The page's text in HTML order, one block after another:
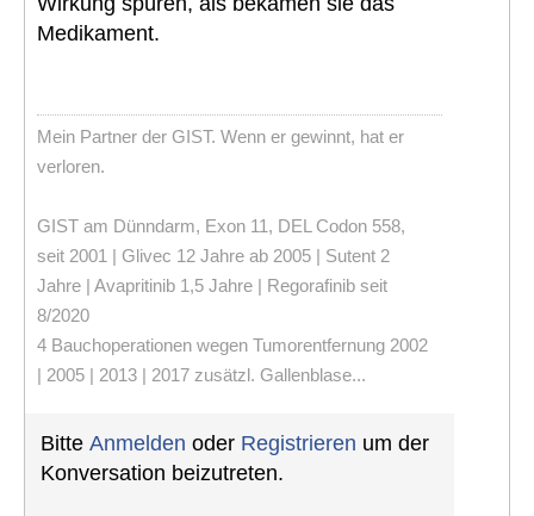
Medikament.
Mein Partner der GIST. Wenn er gewinnt, hat er
verloren.
GIST am Dünndarm, Exon 11, DEL Codon 558,
seit 2001 | Glivec 12 Jahre ab 2005 | Sutent 2
Jahre | Avapritinib 1,5 Jahre | Regorafinib seit
8/2020
4 Bauchoperationen wegen Tumorentfernung 2002
| 2005 | 2013 | 2017 zusätzl. Gallenblase...
Bitte Anmelden oder Registrieren um der
Konversation beizutreten.